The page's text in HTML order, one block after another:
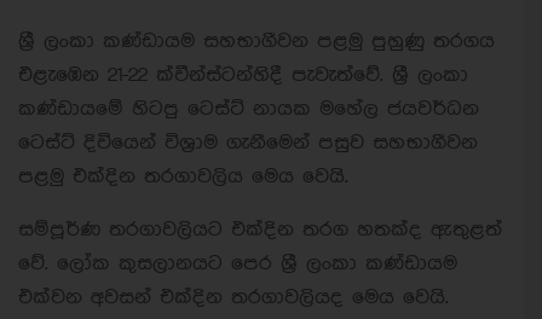
ශ්‍රී ලංකා කණ්ඩායම සහභාගීවන පළමු පුහුණු තරගය
එළැඹෙන 21-22 ක්වීන්ස්ටන්හිදී පැවැත්වේ. ශ්‍රී ලංකා
කණ්ඩායමේ හිටපු ටෙස්ට් නායක මහේල ජයවර්ධන
ටෙස්ට් දිවියෙන් විශ්‍රාම ගැනීමෙන් පසුව සහභාගීවන
පළමු එක්දින තරගාවලිය මෙය වෙයි.
සම්පූර්ණ තරගාවලියට එක්දින තරග හතක්ද ඇතුළත්
වේ. ලෝක කුසලානයට පෙර ශ්‍රී ලංකා කණ්ඩායම
එක්වන අවසන් එක්දින තරගාවලියද මෙය වෙයි.